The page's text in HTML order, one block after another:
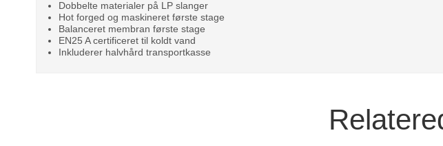
Dobbelte materialer på LP slanger
Hot forged og maskineret første stage
Balanceret membran første stage
EN25 A certificeret til koldt vand
Inkluderer halvhård transportkasse